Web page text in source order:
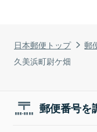
日本郵便トップ 郵
久美浜町尉ケ畑
郵便番号を